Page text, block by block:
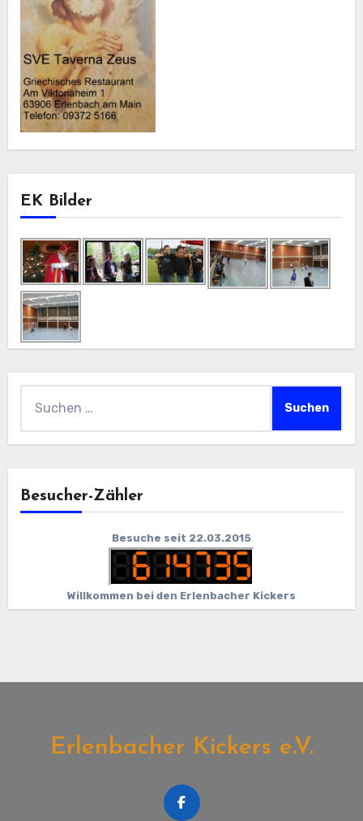
EK Bilder
nach:
Besucher-Zähler
Besuche seit 22.03.2015
Willkommen bei den Erlenbacher Kickers
Erlenbacher Kickers e.V.